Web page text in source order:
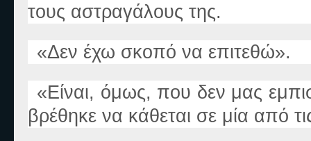
τους αστραγάλους της.
«Δεν έχω σκοπό να επιτεθώ».
«Είναι, όμως, που δεν μας
βρέθηκε να κάθεται σε μία από